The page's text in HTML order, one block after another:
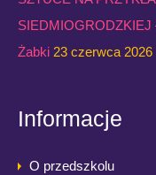
SIEDMIOGRODZKIEJ
Żabki 23 czerwca 2026
Informacje
O przedszkolu